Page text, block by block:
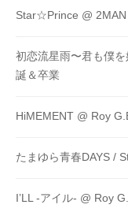
Star☆Prince @ 2MAN
初恋流星雨〜君も僕
誕＆卒業
HiMEMENT @ Roy
たまゆら青春DAYS /
I’LL -アイル- @ Roy